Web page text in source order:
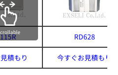
RD628
積もり 今すぐお見積もり